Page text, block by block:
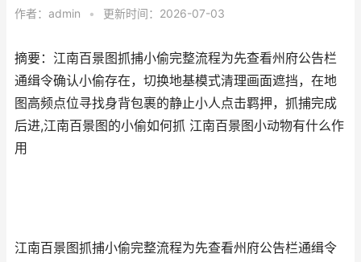
作者： admin • 更新时间：2026-07-03
摘要：江南百景图抓捕小偷完整流程为先查看州府公告栏
通缉令确认小偷存在，切换地基模式清理画面遮挡，在地
图高频点位寻找身背包裹的静止小人点击羁押，抓捕完成
后进,江南百景图的小偷如何抓 江南百景图小动物有什么作
用
江南百景图抓捕小偷完整流程为先查看州府公告栏通缉令